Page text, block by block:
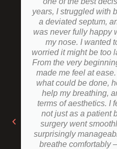
years, I struggled with
a deviated septum,
was never fully happy
my nose. I wanted
worried it might be too
From the very
made me feel at
what could be done,
help my breathing,
terms of aesthetics. I
not just as a patient
surgery went
surprisingly
breathe comfortably